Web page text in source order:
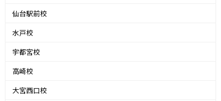
仙台駅前校
水戸校
宇都宮校
高崎校
大宮西口校